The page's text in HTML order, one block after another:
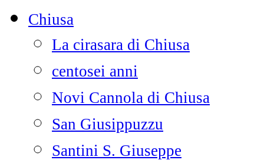
Chiusa
La cirasara di Chiusa
centosei anni
Novi Cannola di Chiusa
San Giusippuzzu
Santini S. Giuseppe